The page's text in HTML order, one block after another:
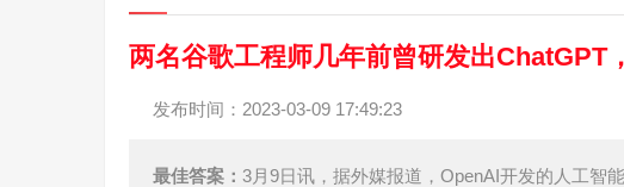
两名谷歌工程师几年前曾研发出ChatGPT
发布时间：2023-03-09 17:49:23
最佳答案： 3月9日讯，据外媒报道，OpenAI开发的人工智